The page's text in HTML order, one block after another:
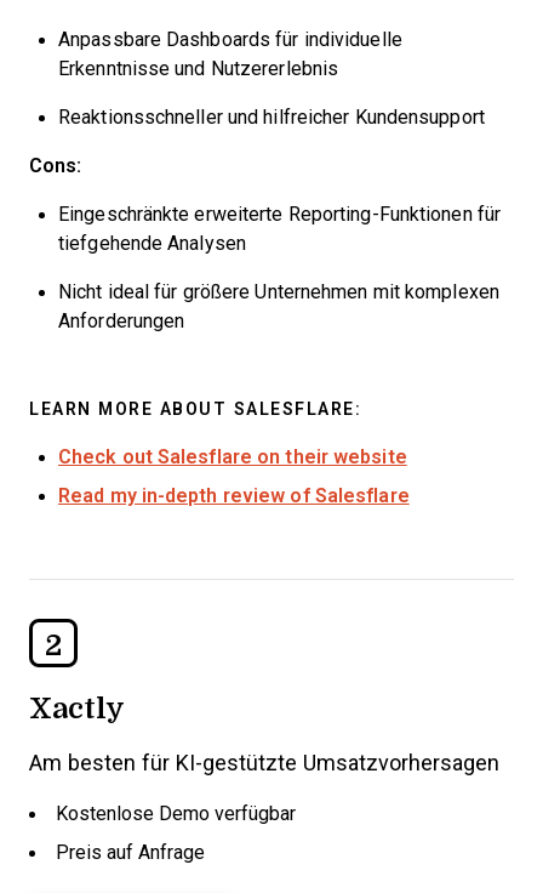
Anpassbare Dashboards für individuelle
Erkenntnisse und Nutzererlebnis
Reaktionsschneller und hilfreicher Kundensupport
Cons:
Eingeschränkte erweiterte Reporting-Funktionen für
tiefgehende Analysen
Nicht ideal für größere Unternehmen mit komplexen
Anforderungen
LEARN MORE ABOUT SALESFLARE:
Check out Salesflare on their website
Read my in-depth review of Salesflare
2
Xactly
Am besten für KI-gestützte Umsatzvorhersagen
Kostenlose Demo verfügbar
Preis auf Anfrage